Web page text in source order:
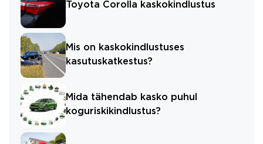
Toyota Corolla kaskokindlustus
Mis on kaskokindlustuses
kasutuskatkestus?
Mida tähendab kasko puhul
koguriskikindlustus?